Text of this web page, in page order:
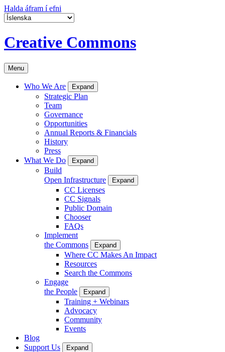
Halda áfram í efni
Creative Commons
Menu
Who We Are Expand
Strategic Plan
Team
Governance
Opportunities
Annual Reports & Financials
History
Press
What We Do
Expand
Build
Open Infrastructure
Expand
CC Licenses
CC Signals
Public Domain
Chooser
FAQs
Implement
the Commons
Expand
Where CC Makes An Impact
Resources
Search the Commons
Engage
the People
Expand
Training + Webinars
Advocacy
Community
Events
Blog
Support Us
Expand